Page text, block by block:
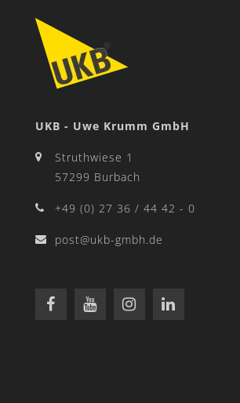
UKB - Uwe Krumm GmbH
Struthwiese 1
57299 Burbach
+49 (0) 27 36 / 44 42 - 0
post@ukb-gmbh.de